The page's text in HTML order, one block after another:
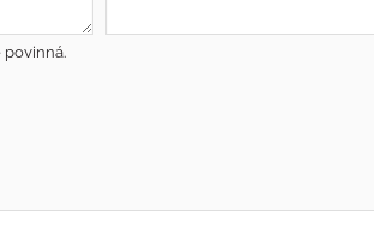
povinná.